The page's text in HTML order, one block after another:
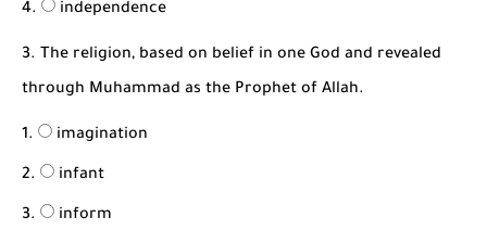
independence
3. The religion, based on belief in one God and revealed
through Muhammad as the Prophet of Allah.
imagination
infant
inform